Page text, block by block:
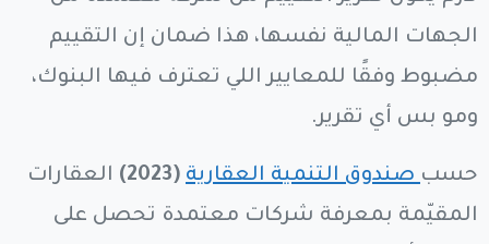
الجهات المالية نفسها، هذا ضمان إن التقييم
مضبوط وفقًا للمعايير اللي تعترف فيها البنوك،
ومو بس أي تقرير.
حسب صندوق التنمية العقارية (2023)
العقارات
المقيّمة بمعرفة شركات معتمدة تحصل على